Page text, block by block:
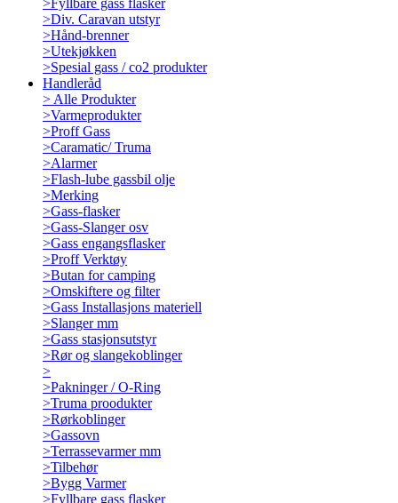
>Fyllbare gass flasker
>Div. Caravan utstyr
>Hånd-brenner
>Utekjøkken
>Spesial gass / co2 produkter
Handleråd
> Alle Produkter
>Varmeprodukter
>Proff Gass
>Caramatic/ Truma
>Alarmer
>Flash-lube gassbil olje
>Merking
>Gass-flasker
>Gass-Slanger osv
>Gass engangsflasker
>Proff Verktøy
>Butan for camping
>Omskiftere og filter
>Gass Installasjons materiell
>Slanger mm
>Gass stasjonsutstyr
>Rør og slangekoblinger
>
>Pakninger / O-Ring
>Truma proodukter
>Rørkoblinger
>Gassovn
>Terrassevarmer mm
>Tilbehør
>Bygg Varmer
>Fyllbare gass flasker